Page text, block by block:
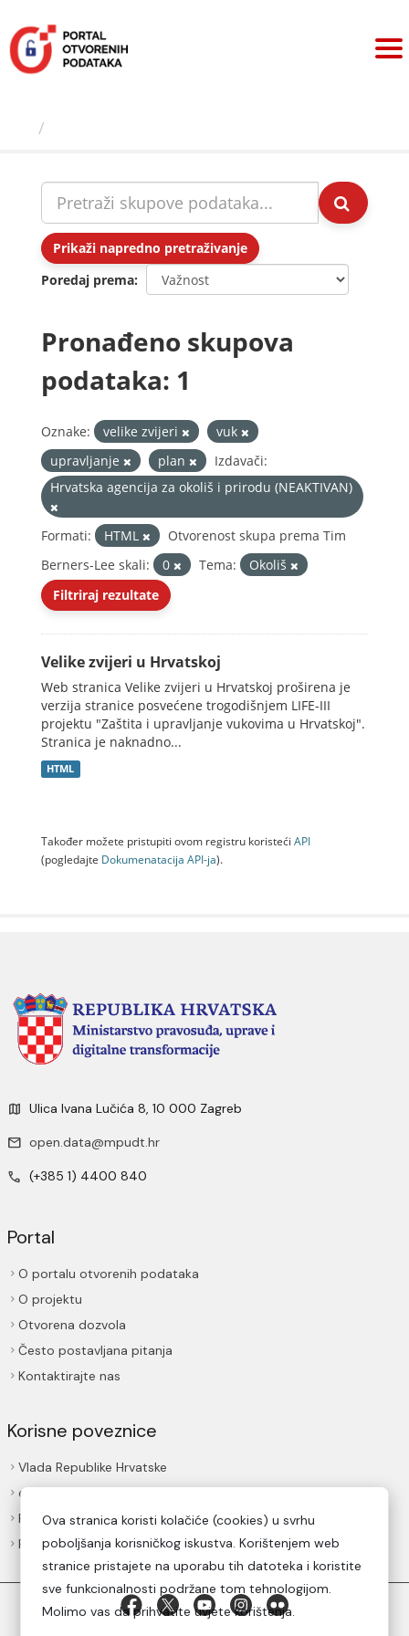
sadržaj
Prikaži napredno pretraživanje
Poredaj prema
Pronađeno skupova
podataka: 1
Oznake: velike zvijeri
vuk
upravljanje
plan
Izdavači:
Hrvatska agencija za okoliš i prirodu (NEAKTIVAN)
Formati: HTML
Otvorenost skupa prema Tim
Berners-Lee skali:
0 Tema:
Okoliš
Filtriraj rezultate
Velike zvijeri u Hrvatskoj
Web stranica Velike zvijeri u Hrvatskoj proširena je
verzija stranice posvećene trogodišnjem LIFE-III
projektu "Zaštita i upravljanje vukovima u Hrvatskoj".
Stranica je naknadno...
HTML
Također možete pristupiti ovom registru koristeći API
(pogledajte Dokumenаtаcijа API-jа).